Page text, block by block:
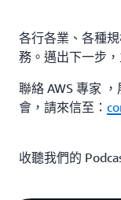
各行各業、各種
務。邁出下一步，
聯絡 AWS 專家
會，請來信至：
收聽我們的